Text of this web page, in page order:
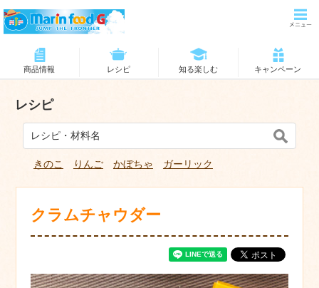
商品情報 レシピ 知る楽しむ キャンペーン
レシピ
きのこ りんご かぼちゃ ガーリック
クラムチャウダー